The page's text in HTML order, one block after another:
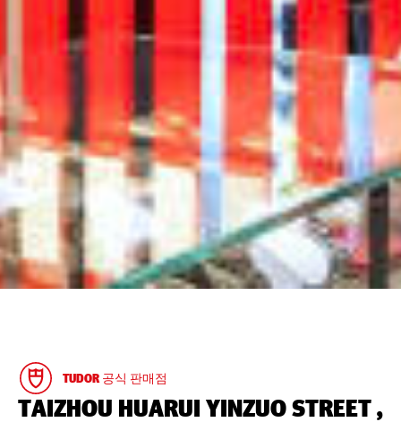
TUDOR 공식 판매점
‭TAIZHOU HUARUI YINZUO STREET ,